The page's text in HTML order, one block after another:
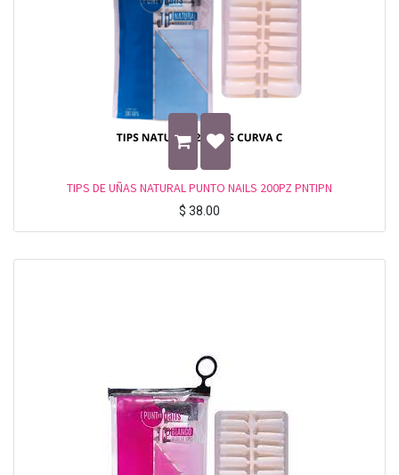
TIPS DE UÑAS NATURAL PUNTO NAILS 200PZ PNTIPN
$ 38.00